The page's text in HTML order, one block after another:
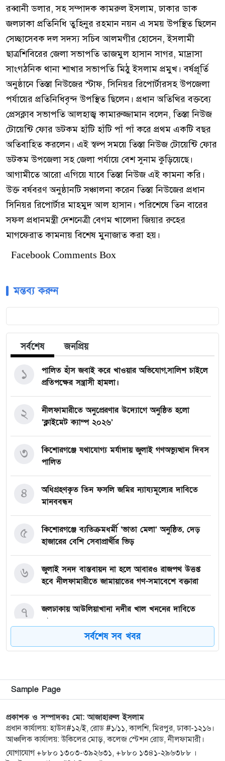
রব্বানী ডলার, সহ সম্পাদক কামরুল ইসলাম, ঢাকার ডাক
জলঢাকা প্রতিনিধি তুহিনুর রহমান নয়ন এ সময় উপস্থিত ছিলেন
সেচ্ছাসেবক দল সদস্য সচিব আলমগীর হোসেন, ইসলামী
ছাত্রশিবিরের জেলা সভাপতি তাজমুল হাসান সাগর, মাদ্রাসা
সাংগঠনিক থানা শাখার সভাপতি মিঠু ইসলাম প্রমুখ। বর্ষপ্রূর্তি
অনুষ্ঠানে তিস্তা নিউজের স্টাফ, সিনিয়র রিপোর্টারসহ উপজেলা
পর্যায়ের প্রতিনিধিবৃন্দ উপস্থিত ছিলেন। প্রধান অতিথির বক্তব্যে
প্রেসক্লাব সভাপতি আলহাজ্ব কামারুজ্জামান বলেন, তিস্তা নিউজ
টোয়েন্টি ফোর ডটকম হাঁটি হাঁটি পাঁ পাঁ করে প্রথম একটি বছর
অতিবাহিত করলেন। এই স্বল্প সময়ে তিস্তা নিউজ টোয়েন্টি ফোর
ডটকম উপজেলা সহ জেলা পর্যায়ে বেশ সুনাম কুড়িয়েছে।
আগামীতে আরো এগিয়ে যাবে তিস্তা নিউজ এই কামনা করি।
উক্ত বর্ষবরণ অনুষ্ঠানটি সঞ্চালনা করেন তিস্তা নিউজের প্রধান
সিনিয়র রিপোর্টার মাহমুদ আল হাসান। পরিশেষে তিন বারের
সফল প্রধানমন্ত্রী দেশনেত্রী বেগম খালেদা জিয়ার রুহের
মাগফেরাত কামনায় বিশেষ মুনাজাত করা হয়।
Facebook Comments Box
মন্তব্য করুন
সর্বশেষ জনপ্রিয়
পালিত হাঁস জবাই করে খাওয়ার অভিযোগ,সালিশ চাইলে
প্রতিপক্ষের সন্ত্রাসী হামলা।
১
নীলফামারীতে অনুপ্রেরণার উদ্যোগে অনুষ্ঠিত হলো
‘ক্লাইমেট ক্যাম্প ২০২৬’
২
কিশোরগঞ্জে যথাযোগ্য মর্যাদায় জুলাই গণঅভ্যুত্থান দিবস
পালিত
৩
অধিগ্রহণকৃত তিন ফসলি জমির ন্যায্যমূল্যের দাবিতে
মানববন্ধন
৪
কিশোরগঞ্জে ব্যতিক্রমধর্মী ‘ভাতা মেলা’ অনুষ্ঠিত, দেড়
হাজারের বেশি সেবাপ্রার্থীর ভিড়
৫
জুলাই সনদ বাস্তবায়ন না হলে আবারও রাজপথ উত্তপ্ত
হবে নীলফামারীতে জামায়াতের গণ-সমাবেশে বক্তারা
৬
জলঢাকায় আউলিয়াখানা নদীর খাল খননের দাবিতে
মানববন্ধন
৭
দেবীগঞ্জ ইকরা মডেল মাদ্রাসার দুই শিক্ষার্থীর হিফজ
৮
কিশোরগঞ্জে ৮০ পিস ট্যাপেন্টাডল ট্যাবলেটসহ গ্রেপ্তার ২,
ওয়ারেন্টভুক্ত আসামিও আটক
৯
কিশোরগঞ্জে জুলাই গণঅভ্যুত্থান দিবস-২০২৬ উপলক্ষে
প্রস্তুতিমূলক সভা অনুষ্ঠিত
১০
সর্বশেষ সব খবর
Sample Page
প্রকাশক ও সম্পাদকঃ মো: আজাহারুল ইসলাম
প্রধান কার্যালয়: হাউস#১২/ই, রোড #১/১১, কালশি, মিরপুর, ঢাকা-১২১৬।
আঞ্চলিক কার্যালয়: উকিলের মোড়, কলেজ স্টেশন রোড, নীলফামারী।
যোগাযোগ +৮৮০ ১৩০৩-৩৯২৬৩১, +৮৮০ ১৩৪১-২৯৬৩৮৮ ।